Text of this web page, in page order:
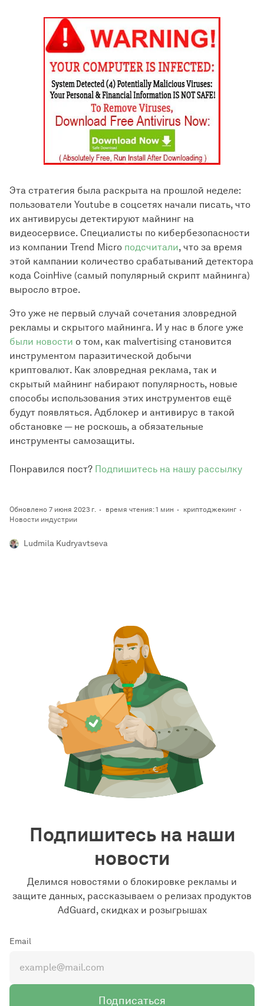
Эта стратегия была раскрыта на прошлой неделе:
пользователи Youtube в соцсетях начали писать, что
их антивирусы детектируют майнинг на
видеосервисе. Специалисты по кибербезопасности
из компании Trend Micro подсчитали, что за время
этой кампании количество срабатываний детектора
кода CoinHive (самый популярный скрипт майнинга)
выросло втрое.
Это уже не первый случай сочетания зловредной
рекламы и скрытого майнинга. И у нас в блоге уже
были новости о том, как malvertising становится
инструментом паразитической добычи
криптовалют. Как зловредная реклама, так и
скрытый майнинг набирают популярность, новые
способы использования этих инструментов ещё
будут появляться. Адблокер и антивирус в такой
обстановке — не роскошь, а обязательные
инструменты самозащиты.
Понравился пост? Подпишитесь на нашу рассылку
Обновлено 7 июня 2023 г. время чтения: 1 мин
криптоджекинг
Новости индустрии
Ludmila Kudryavtseva
Подпишитесь на наши
новости
Делимся новостями о блокировке рекламы и
защите данных, рассказываем о релизах продуктов
AdGuard, скидках и розыгрышах
Email
Подписаться